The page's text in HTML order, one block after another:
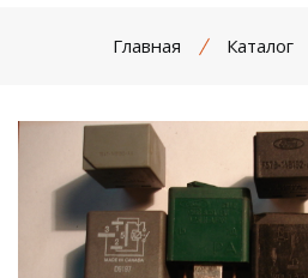
Главная Каталог